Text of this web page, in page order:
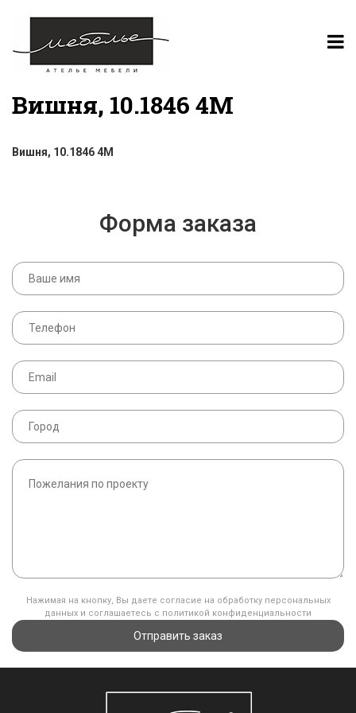
Вишня, 10.1846 4M
Вишня, 10.1846 4M
Форма заказа
Нажимая на кнопку, Вы даете согласие на обработку персональных
данных и соглашаетесь с политикой конфиденциальности
Отправить заказ